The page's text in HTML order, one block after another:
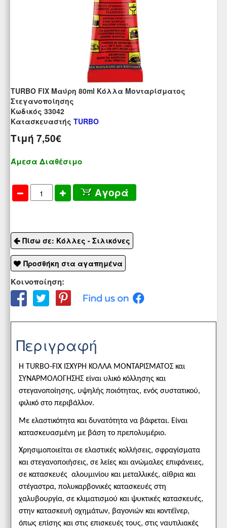
TURBO FIX Μαύρη 80ml Κόλλα Μονταρίσματος
Στεγανοποίησης
Kωδικός 33042
Κατασκευαστής TURBO
Τιμή 7,50€
Άμεσα Διαθέσιμο
Αγορά
Πίσω σε: Κόλλες - Σιλικόνες
Προσθήκη στα αγαπημένα
Κοινοποίηση:
Περιγραφή
Η TURBO-FIX ΙΣΧΥΡΗ ΚΟΛΛΑ ΜΟΝΤΑΡΙΣΜΑΤΟΣ και
ΣΥΝΑΡΜΟΛΟΓΗΣΗΣ είναι υλικό κόλλησης και
στεγανοποίησης, υψηλής ποιότητας, ενός συστατικού,
φιλικό στο περιβάλλον.
Με ελαστικότητα και δυνατότητα να βάφεται. Eίναι
κατασκευασμένη με βάση το πρεπολυμέριο.
Χρησιμοποιείται σε ελαστικές κολλήσεις, σφραγίσματα
και στεγανοποιήσεις, σε λείες και ανώμαλες επιφάνειες,
σε κατασκευές αλουμινίου και μεταλλικές, αίθρια και
στέγαστρα, πολυκαρβονικές κατασκευές στη
χαλυβουργία, σε κλιματισμού και ψυκτικές κατασκευές,
στην κατασκευή οχημάτων, βαγονιών και κοντέϊνερ,
όπως επίσης και στις επισκευές τους, στις ναυτιλιακές